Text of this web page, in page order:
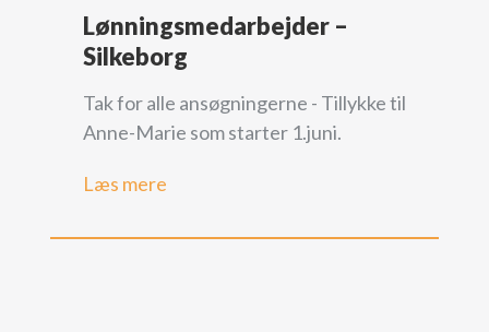
Lønningsmedarbejder –
Silkeborg
Tak for alle ansøgningerne - Tillykke til
Anne-Marie som starter 1.juni.
Læs mere